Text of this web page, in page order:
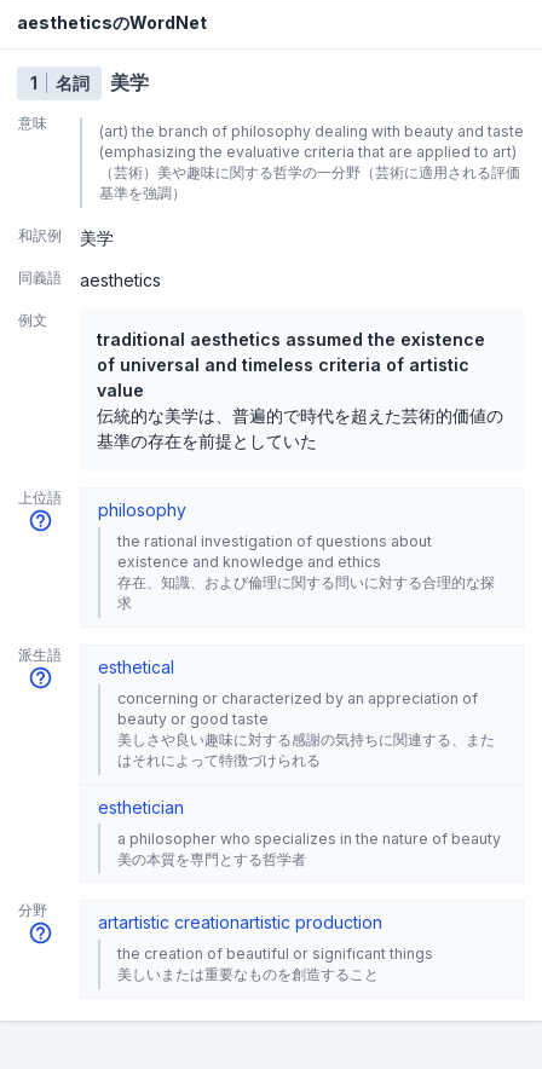
aestheticsのWordNet
1 名詞 美学
意味
(art) the branch of philosophy dealing with beauty and taste
(emphasizing the evaluative criteria that are applied to art)
（芸術）美や趣味に関する哲学の一分野（芸術に適用される評価
基準を強調）
和訳例 美学
同義語 aesthetics
例文
traditional aesthetics assumed the existence
of universal and timeless criteria of artistic
value
伝統的な美学は、普遍的で時代を超えた芸術的価値の
基準の存在を前提としていた
上位語
philosophy
the rational investigation of questions about
existence and knowledge and ethics
存在、知識、および倫理に関する問いに対する合理的な探
求
派生語
esthetical
concerning or characterized by an appreciation of
beauty or good taste
美しさや良い趣味に対する感謝の気持ちに関連する、また
はそれによって特徴づけられる
esthetician
a philosopher who specializes in the nature of beauty
美の本質を専門とする哲学者
分野
artartistic creationartistic production
the creation of beautiful or significant things
美しいまたは重要なものを創造すること